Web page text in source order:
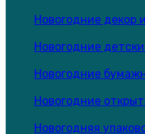
Новогодние декор
Новогодние
Новогодние
Новогодние
Новогодняя